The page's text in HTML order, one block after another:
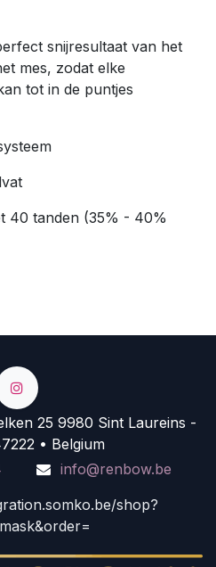
snijresultaat van het
mes, zodat elke
tot in de puntjes
40 tanden (35% - 40%
25 9980 Sint Laureins -
• Belgium
info@renbow.be
shop?